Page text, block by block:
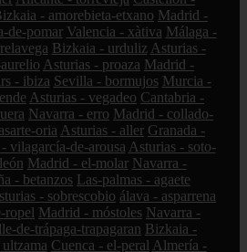
- amorebieta-etxano Madrid -
de-pomar Valencia - xàtiva Málaga -
Bizkaia - urduliz Asturias -
Asturias - proaza Madrid -
- ibiza Sevilla - bormujos Murcia -
Asturias - vegadeo Cantabria -
Navarra - erro Madrid - collado-
oria Asturias - aller Granada -
vilagarcía-de-arousa Asturias - soto-
Madrid - el-molar Navarra -
- betanzos Las-palmas - agaete
- sobrescobio álava - asparrena
ropel Madrid - móstoles Navarra -
de-trápaga-trapagaran Bizkaia -
Cuenca - el-peral Almería -